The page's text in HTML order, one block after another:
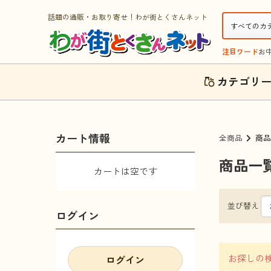
話題の通販・お取り寄せ！わが街とくさんネット
注目ワードお
カテゴリー
全商品 商
商品一
並び替え
お探しの
カート情報
カートは空です
ログイン
ログイン